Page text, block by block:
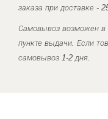
заказа при доставке -
Самовывоз возможен в
пункте выдачи. Если
самовывоз 1-2 дня.